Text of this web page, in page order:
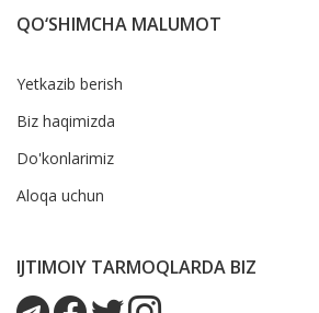
QO‘SHIMCHA MALUMOT
Yetkazib berish
Biz haqimizda
Do'konlarimiz
Aloqa uchun
IJTIMOIY TARMOQLARDA BIZ